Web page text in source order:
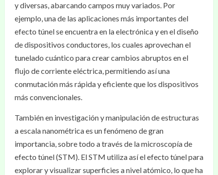
y diversas, abarcando campos muy variados. Por
ejemplo, una de las aplicaciones más importantes del
efecto túnel se encuentra en la electrónica y en el diseño
de dispositivos conductores, los cuales aprovechan el
tunelado cuántico para crear cambios abruptos en el
flujo de corriente eléctrica, permitiendo así una
conmutación más rápida y eficiente que los dispositivos
más convencionales.
También en investigación y manipulación de estructuras
a escala nanométrica es un fenómeno de gran
importancia, sobre todo a través de la microscopía de
efecto túnel (STM). El STM utiliza así el efecto túnel para
explorar y visualizar superficies a nivel atómico, lo que ha